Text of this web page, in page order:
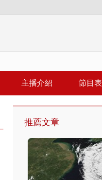
主播介紹 節目表
推薦文章